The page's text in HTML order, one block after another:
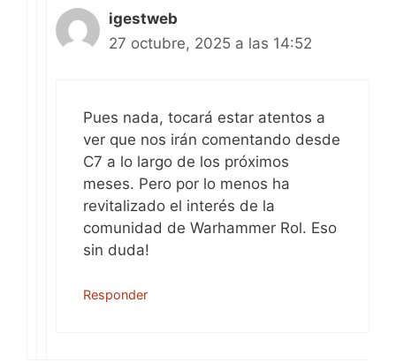
igestweb
27 octubre, 2025 a las 14:52
Pues nada, tocará estar atentos a
ver que nos irán comentando desde
C7 a lo largo de los próximos
meses. Pero por lo menos ha
revitalizado el interés de la
comunidad de Warhammer Rol. Eso
sin duda!
Responder